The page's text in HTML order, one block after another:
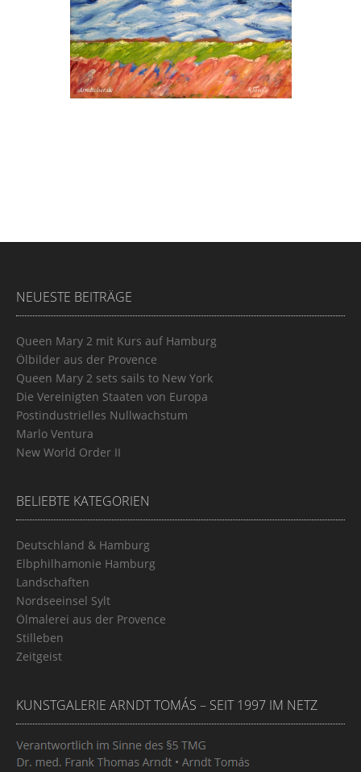
NEUESTE BEITRÄGE
Queen Mary 2 mit Kurs auf Hamburg
Ölbilder aus der Provence
Queen Mary 2 sets sails to New York
Die Vereinigten Staaten von Europa
Postindustrielles Nullwachstum
Marlo Ventura
New World Order II
BELIEBTE KATEGORIEN
Deutschland & Hamburg
Elbphilhamonie Hamburg
Landschaften
Nordseeinsel Sylt
Ölmalerei aus der Provence
Stilleben
Zeitgeist
KUNSTGALERIE ARNDT TOMÁS – SEIT 1997 IM NETZ